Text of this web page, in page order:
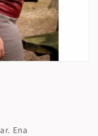
Ena